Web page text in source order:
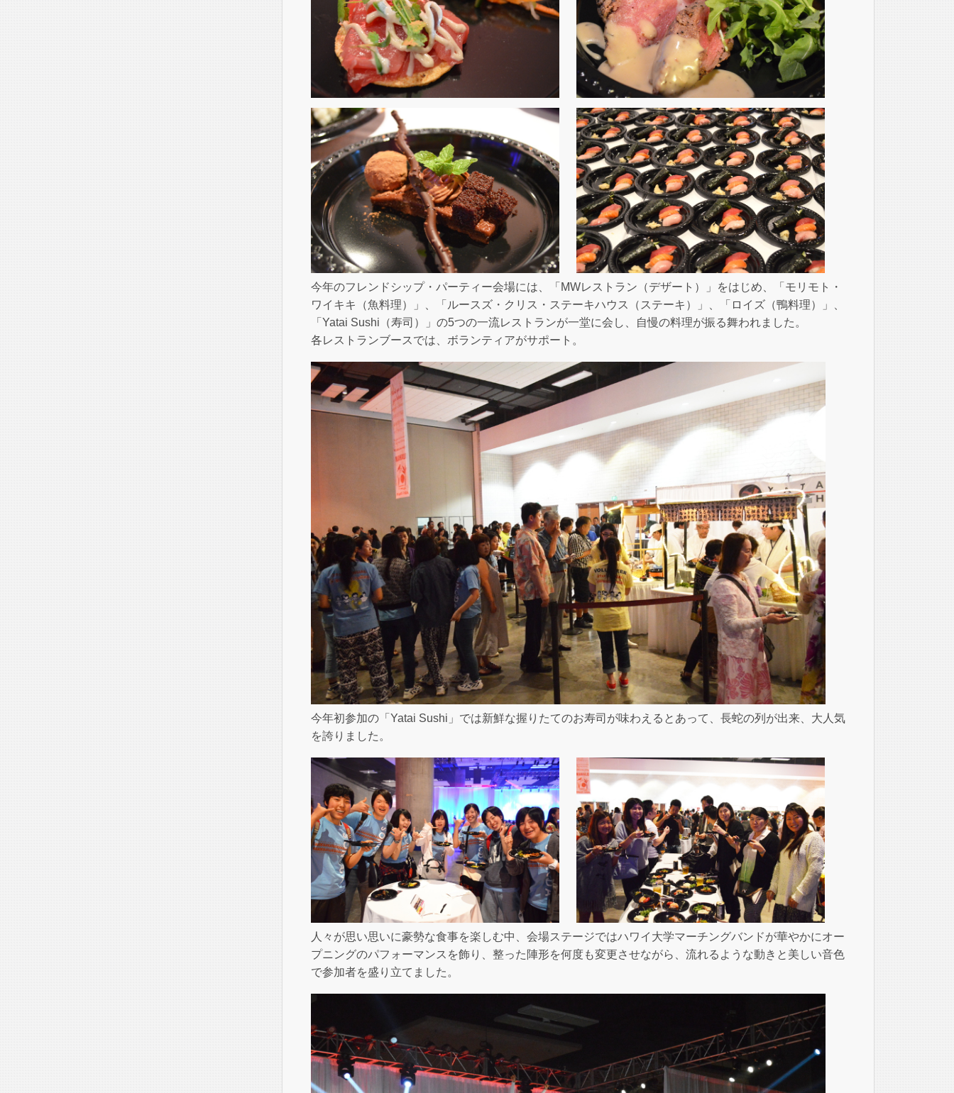
今年のフレンドシップ・パーティー会場には、「MWレストラン（デザート）」をはじめ、「モリモト・
ワイキキ（魚料理）」、「ルースズ・クリス・ステーキハウス（ステーキ）」、「ロイズ（鴨料理）」、
「Yatai Sushi（寿司）」の5つの一流レストランが一堂に会し、自慢の料理が振る舞われました。
各レストランブースでは、ボランティアがサポート。
今年初参加の「Yatai Sushi」では新鮮な握りたてのお寿司が味わえるとあって、長蛇の列が出来、大人気
を誇りました。
人々が思い思いに豪勢な食事を楽しむ中、会場ステージではハワイ大学マーチングバンドが華やかにオー
プニングのパフォーマンスを飾り、整った陣形を何度も変更させながら、流れるような動きと美しい音色
で参加者を盛り立てました。